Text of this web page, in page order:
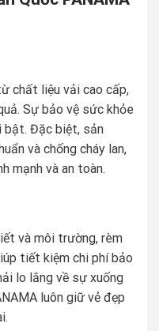
chất liệu vải cao cấp,
Sự bảo vệ sức khỏe
bật. Đặc biệt, sản
và chống cháy lan,
mạnh và an toàn.
và môi trường, rèm
tiết kiệm chi phí bảo
lo lắng về sự xuống
luôn giữ vẻ đẹp